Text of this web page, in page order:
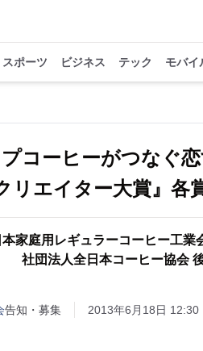
スポーツ ビジネス テック モバイ
プコーヒーがつなぐ
リエイター大賞』各
本家庭用レギュラーコーヒー工
社団法人全日本コーヒー協会
告知・募集 2013年6月18日 12:30